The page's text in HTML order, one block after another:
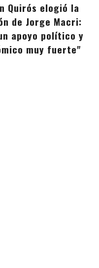
Quirós elogió la
de Jorge Macri:
apoyo político y
muy fuerte"